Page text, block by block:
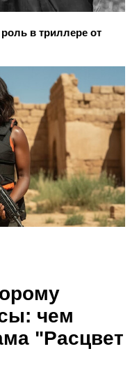
в триллере от
чем
"Расцвет